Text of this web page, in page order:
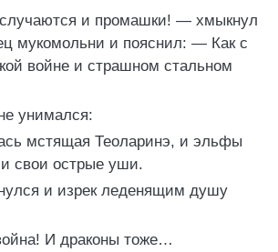
и промашки! — хмыкнул
мукомольни и пояснил: — Как с
войне и страшном стальном
унимался:
мстящая Теоларинэ, и эльфы
свои острые уши.
и изрек леденящим душу
И драконы тоже…